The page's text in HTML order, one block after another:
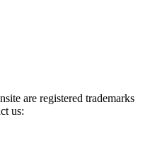
are registered trademarks
us: